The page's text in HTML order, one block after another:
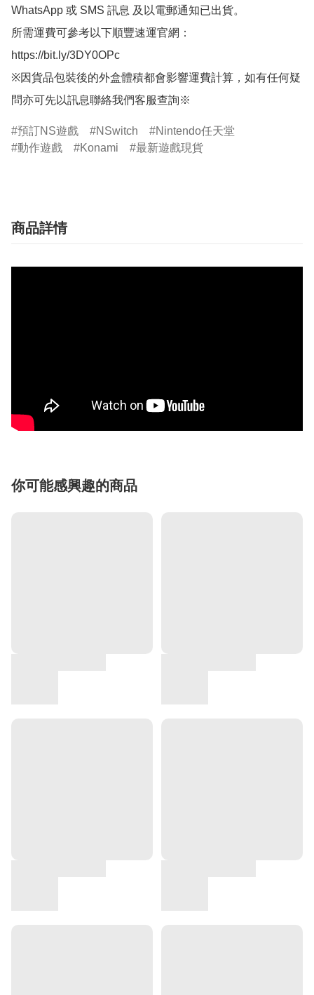
WhatsApp 或 SMS 訊息 及以電郵通知已出貨。
所需運費可參考以下順豐速運官網：
https://bit.ly/3DY0OPc
※因貨品包裝後的外盒體積都會影響運費計算，如有任何疑
問亦可先以訊息聯絡我們客服查詢※
預訂NS遊戲 NSwitch
Nintendo任天堂
動作遊戲
Konami 最新遊戲現貨
商品詳情
你可能感興趣的商品